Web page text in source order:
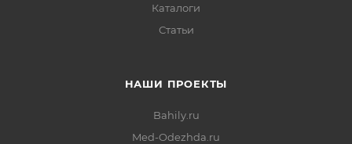
Каталоги
Статьи
НАШИ ПРОЕКТЫ
Bahily.ru
Med-Odezhda.ru